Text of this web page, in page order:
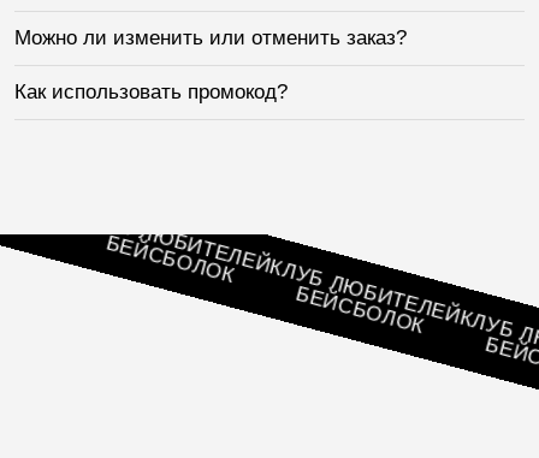
Можно ли изменить или отменить заказ?
Как использовать промокод?
КЛУБ ЛЮБИТЕЛЕЙ
БЕЙСБОЛОК КЛУБ ЛЮБИТЕЛЕЙ
БЕЙСБОЛОК КЛУБ